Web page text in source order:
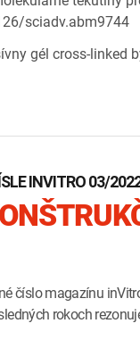
sciadv.abm9744
gél cross-linked
INVITRO 03/
číslo magazínu
rokoch